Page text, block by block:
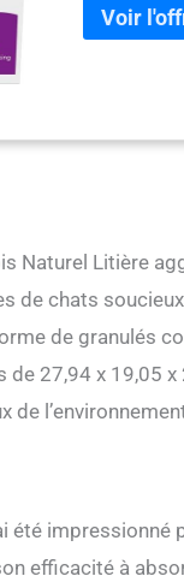
Naturel Litière
de chats
de granulés
de 27,94 x 19,05
de
été
efficacité à